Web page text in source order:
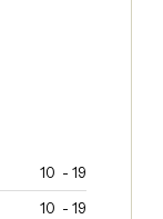
10 - 19
10 - 19